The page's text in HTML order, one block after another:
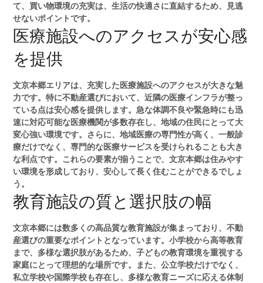
て、買い物環境の充実は、生活の快適さに直結するため、見逃
せないポイントです。
医療施設へのアクセスが安心感
を提供
文京本郷エリアは、充実した医療施設へのアクセスが大きな魅
力です。特に不動産選びにおいて、近隣の医療インフラが整っ
ている点は安心感を提供します。急な体調不良や緊急時にも迅
速に対応可能な医療機関が多数存在し、地域の住民にとって大
変心強い環境です。さらに、地域医療の専門性が高く、一般診
療だけでなく、専門的な医療サービスを受けられることも大き
な利点です。これらの要素が揃うことで、文京本郷は住みやす
い環境を形成しており、安心して長く住むことができるでしょ
う。
教育施設の質と選択肢の幅
文京本郷には数多くの高品質な教育施設が集まっており、不動
産選びの重要なポイントとなっています。小学校から高等教育
まで、多様な選択肢があるため、子どもの教育環境を重視する
家庭にとって理想的な場所です。また、公立学校だけでなく、
私立学校や国際学校も存在し、多様な教育ニーズに応える体制